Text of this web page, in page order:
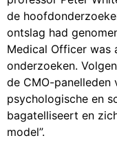
de
ontslag had
Medical Officer was
onderzoeken.
de CMO-panelleden
psychologische en
bagatelliseert en
model”.